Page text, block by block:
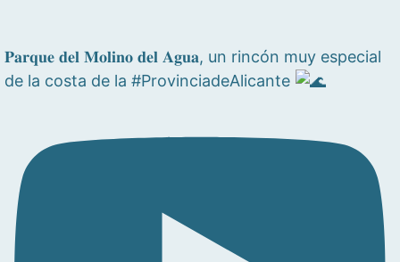
𝐏𝐚𝐫𝐪𝐮𝐞 𝐝𝐞𝐥 𝐌𝐨𝐥𝐢𝐧𝐨 𝐝𝐞𝐥 𝐀𝐠𝐮𝐚, un rincón muy especial
de la costa de la #ProvinciadeAlicante